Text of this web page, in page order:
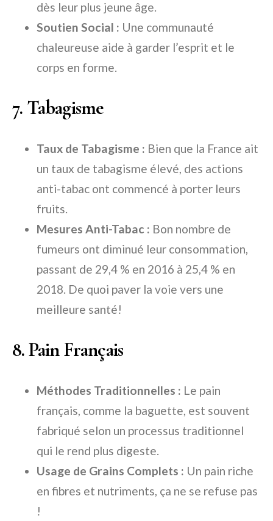
dès leur plus jeune âge.
Soutien Social : Une communauté
chaleureuse aide à garder l’esprit et le
corps en forme.
7. Tabagisme
Taux de Tabagisme : Bien que la France ait
un taux de tabagisme élevé, des actions
anti-tabac ont commencé à porter leurs
fruits.
Mesures Anti-Tabac : Bon nombre de
fumeurs ont diminué leur consommation,
passant de 29,4 % en 2016 à 25,4 % en
2018. De quoi paver la voie vers une
meilleure santé!
8. Pain Français
Méthodes Traditionnelles : Le pain
français, comme la baguette, est souvent
fabriqué selon un processus traditionnel
qui le rend plus digeste.
Usage de Grains Complets : Un pain riche
en fibres et nutriments, ça ne se refuse pas
!